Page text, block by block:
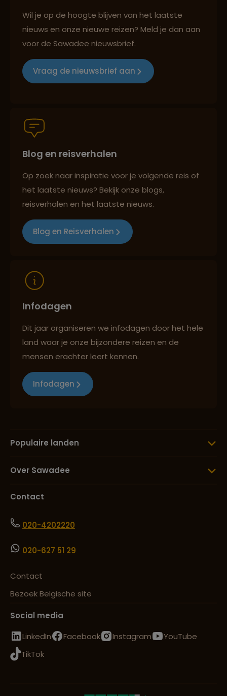
Reizen met oog voor mens, cultuur en milieu
Persoonlijk en deskundig reisadvies
Best beoordeelde reisroutes
Wil je op de hoogte blijven van het laatste
nieuws en onze nieuwe reizen? Meld je dan aan
voor de Sawadee nieuwsbrief.
Vraag de nieuwsbrief aan
Blog en reisverhalen
Op zoek naar inspiratie voor je volgende reis of
het laatste nieuws? Bekijk onze blogs,
reisverhalen en het laatste nieuws.
Blog en Reisverhalen
Infodagen
Dit jaar organiseren we infodagen door het hele
land waar je onze bijzondere reizen en de
mensen erachter leert kennen.
Infodagen
Populaire landen
Over Sawadee
Contact
020-4202220
020-627 51 29
Contact
Bezoek Belgische site
Social media
LinkedIn
Facebook Instagram
YouTube
TikTok